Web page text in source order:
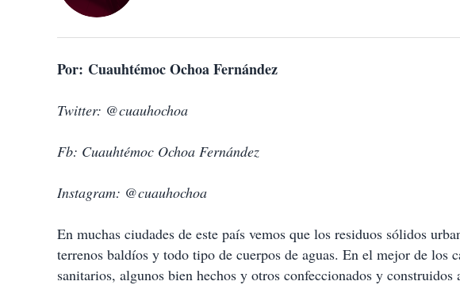
e
c
m
r
r
Por: Cuauhtémoc Ochoa Fernández
Twitter: @cuauhochoa
Fb: Cuauhtémoc Ochoa Fernández
Instagram: @cuauhochoa
En muchas ciudades de este país vemos que los residuos sólidos
terrenos baldíos y todo tipo de cuerpos de aguas. En el mejor de los
sanitarios, algunos bien hechos y otros confeccionados y construidos